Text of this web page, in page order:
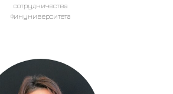
сотрудничества
Финуниверситета